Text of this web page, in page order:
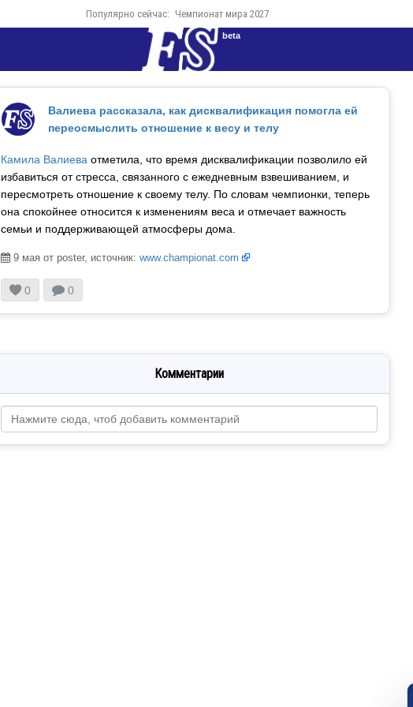
Популярно сейчас: Чемпионат мира 2027
beta
Валиева рассказала, как дисквалификация помогла ей
переосмыслить отношение к весу и телу
Камила Валиева отметила, что время дисквалификации позволило ей
избавиться от стресса, связанного с ежедневным взвешиванием, и
пересмотреть отношение к своему телу. По словам чемпионки, теперь
она спокойнее относится к изменениям веса и отмечает важность
семьи и поддерживающей атмосферы дома.
9 мая от poster, источник: www.championat.com
0 0
Комментарии